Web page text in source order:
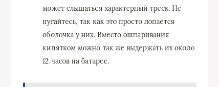
может слышаться характерный треск. Не
пугайтесь, так как это просто лопается
оболочка у них. Вместо ошпаривания
кипятком можно так же выдержать их около
12 часов на батарее.